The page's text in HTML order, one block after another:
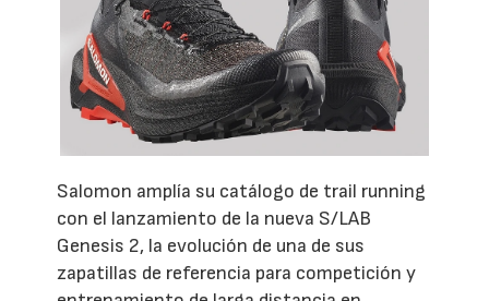
Salomon amplía su catálogo de trail running
con el lanzamiento de la nueva S/LAB
Genesis 2, la evolución de una de sus
zapatillas de referencia para competición y